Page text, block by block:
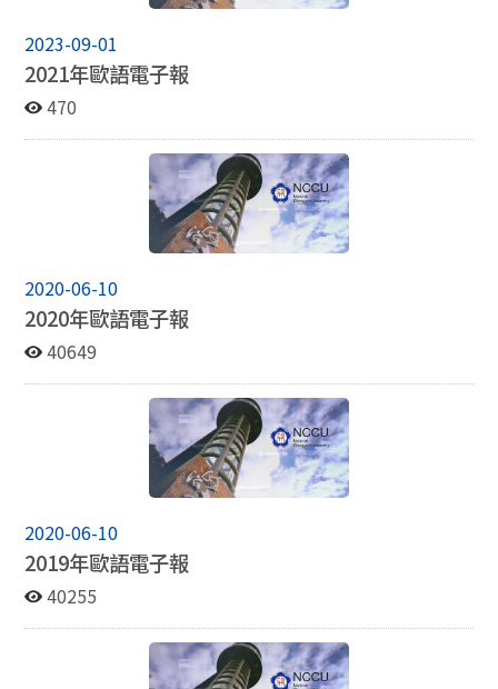
2023-09-01
2021年歐語電子報
470
2020-06-10
2020年歐語電子報
40649
2020-06-10
2019年歐語電子報
40255